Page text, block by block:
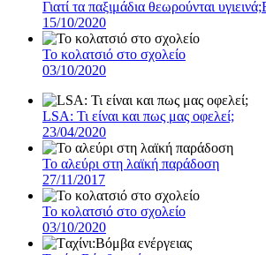
Γιατί τα παξιμάδια θεωρούνται
15/10/2020
To κολατσιό στο σχολείο
03/10/2020
LSA: Τι είναι και πως μας οφελεί;
23/04/2020
To αλεύρι στη λαϊκή παράδοση
27/11/2017
To κολατσιό στο σχολείο
03/10/2020